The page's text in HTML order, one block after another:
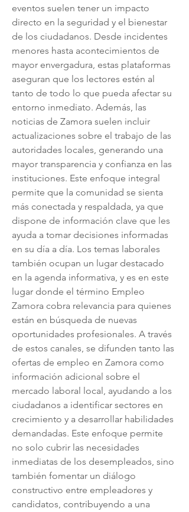
eventos suelen tener un impacto
directo en la seguridad y el bienestar
de los ciudadanos. Desde incidentes
menores hasta acontecimientos de
mayor envergadura, estas plataformas
aseguran que los lectores estén al
tanto de todo lo que pueda afectar su
entorno inmediato. Además, las
noticias de Zamora suelen incluir
actualizaciones sobre el trabajo de las
autoridades locales, generando una
mayor transparencia y confianza en las
instituciones. Este enfoque integral
permite que la comunidad se sienta
más conectada y respaldada, ya que
dispone de información clave que les
ayuda a tomar decisiones informadas
en su día a día. Los temas laborales
también ocupan un lugar destacado
en la agenda informativa, y es en este
lugar donde el término Empleo
Zamora cobra relevancia para quienes
están en búsqueda de nuevas
oportunidades profesionales. A través
de estos canales, se difunden tanto las
ofertas de empleo en Zamora como
información adicional sobre el
mercado laboral local, ayudando a los
ciudadanos a identificar sectores en
crecimiento y a desarrollar habilidades
demandadas. Este enfoque permite
no solo cubrir las necesidades
inmediatas de los desempleados, sino
también fomentar un diálogo
constructivo entre empleadores y
candidatos, contribuyendo a una